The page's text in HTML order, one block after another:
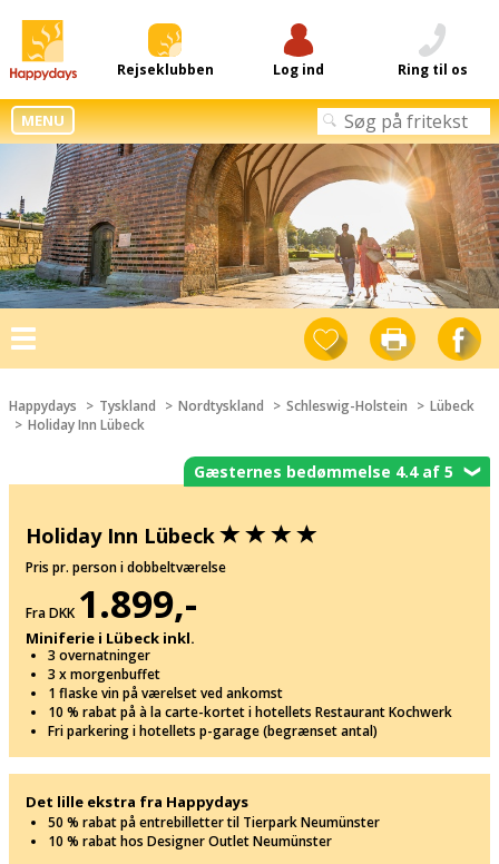
Rejseklubben Log ind Ring til os
MENU
Toggle
navigation
Happydays Tyskland Nordtyskland Schleswig-Holstein
Lübeck
Holiday Inn Lübeck
Gæsternes bedømmelse 4.4 af 5❯
Holiday Inn Lübeck
Pris pr. person i dobbeltværelse
Fra DKK 1.899,-
Miniferie i Lübeck inkl.
3 overnatninger
3 x morgenbuffet
1 flaske vin på værelset ved ankomst
10 % rabat på à la carte-kortet i hotellets Restaurant Kochwerk
Fri parkering i hotellets p-garage (begrænset antal)
Det lille ekstra fra Happydays
50 % rabat på entrebilletter til Tierpark Neumünster
10 % rabat hos Designer Outlet Neumünster